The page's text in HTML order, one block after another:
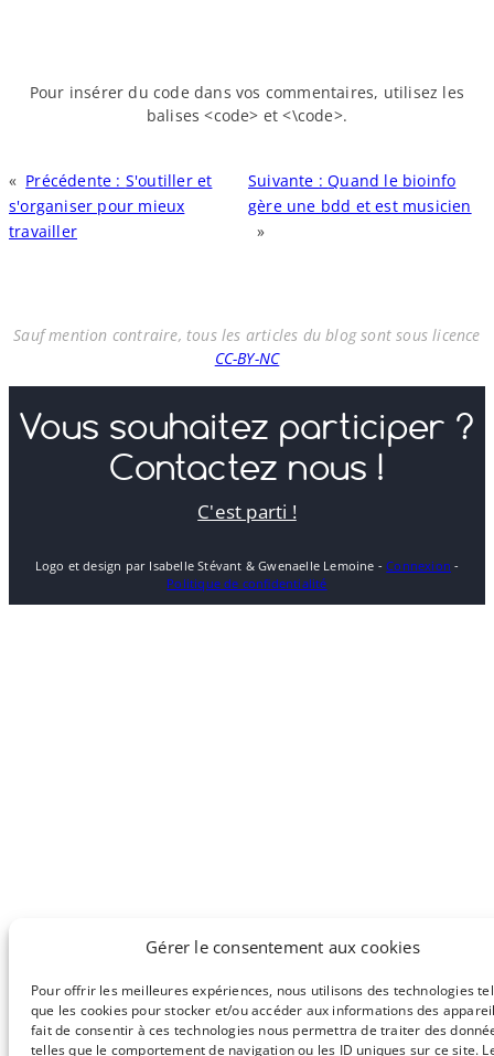
Gérer le consentement aux cookies
Pour offrir les meilleures expériences, nous utilisons des technologies
que les cookies pour stocker et/ou accéder aux informations des
fait de consentir à ces technologies nous permettra de traiter des
telles que le comportement de navigation ou les ID uniques sur ce site.
Pour insérer du code dans vos commentaires, utilisez les
balises <code> et <\code>.
« Précédente : S'outiller et
s'organiser pour mieux
travailler
Suivante :Quand le bioinfo
gère une bdd et est musicien
»
Sauf mention contraire, tous les articles du blog sont sous licence
CC-BY-NC
Vous souhaitez participer ?
Contactez nous !
C'est parti !
Logo et design par Isabelle Stévant & Gwenaelle Lemoine -Connexion -
Politique de confidentialité